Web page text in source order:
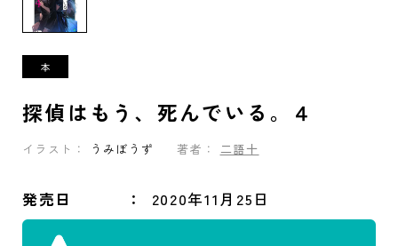
探偵はもう、死んでいる。４
イラスト： うみぼうず 著者： 二語十
発売日 2020年11月25日